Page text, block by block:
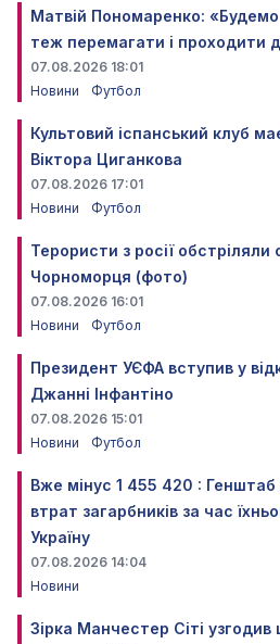
Матвій Пономаренко:
теж перемагати і проходити
07.08.2026 18:01
Новини
Футбол
Культовий іспанський клуб
Віктора Циганкова
07.08.2026 17:01
Новини
Футбол
Терористи з росії обстріляли
Чорноморця (фото)
07.08.2026 16:01
Новини
Футбол
Президент УЄФА вступив у
Джанні Інфантіно
07.08.2026 15:01
Новини
Футбол
Вже мінус 1 455 420 : Генштаб
втрат загарбників за час
Україну
07.08.2026 14:04
Новини
Зірка Манчестер Сіті узгодив